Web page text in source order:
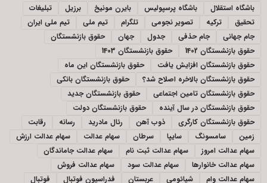
باشگاه استقلال
باشگاه پرسپولیس بایرن مونیخ برزیل
تبلیغات
تحقیق
ترکیه تصویر نجومی تلگرام تیم ملی
تیم ملی ایران
جام جهانی
جام حذفی جدول جهان
حقوق بازنشستگان
حقوق بازنشستگان 1402
حقوق بازنشستگان 1403
حقوق بازنشستگان افزایش یافت
حقوق بازنشستگان این ماه
حقوق بازنشستگان بالاخره اصلاح شد؟
حقوق بازنشستگان بانکی
حقوق بازنشستگان تامین اجتماعی
حقوق بازنشستگان جدید
حقوق بازنشستگان در سال آینده
حقوق بازنشستگان دولت
حقوق بازنشستگان کارگری
ذوب آهن رئال مادرید رسانه
رقابت
زمین
سامسونگ سایپا سرطان سهام عدالت
سهام عدالت ارزش
سهام عدالت امروز
سهام عدالت ثبت نام
سهام عدالت جاماندگان
سهام عدالت خانوارها
سهام عدالت سود
سهام عدالت فروش
سهام عدالت وام
شیائومی عربستان فدراسیون فوتبال فوتبال